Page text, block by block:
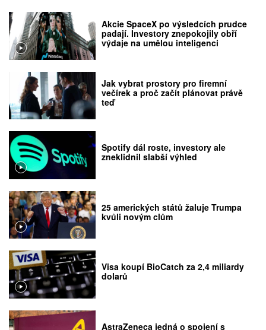
Akcie SpaceX po výsledcích prudce
padají. Investory znepokojily obří
výdaje na umělou inteligenci
Jak vybrat prostory pro firemní
večírek a proč začít plánovat právě
teď
Spotify dál roste, investory ale
zneklidnil slabší výhled
25 amerických států žaluje Trumpa
kvůli novým clům
Visa koupí BioCatch za 2,4 miliardy
dolarů
AstraZeneca jedná o spojení s